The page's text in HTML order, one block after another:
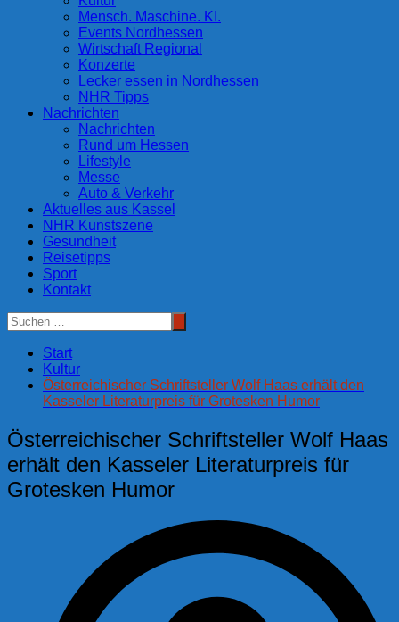
Mensch. Maschine. KI.
Events Nordhessen
Wirtschaft Regional
Konzerte
Lecker essen in Nordhessen
NHR Tipps
Nachrichten
Nachrichten
Rund um Hessen
Lifestyle
Messe
Auto & Verkehr
Aktuelles aus Kassel
NHR Kunstszene
Gesundheit
Reisetipps
Sport
Kontakt
Start
Kultur
Österreichischer Schriftsteller Wolf Haas erhält den
Kasseler Literaturpreis für Grotesken Humor
Österreichischer Schriftsteller Wolf Haas
erhält den Kasseler Literaturpreis für
Grotesken Humor